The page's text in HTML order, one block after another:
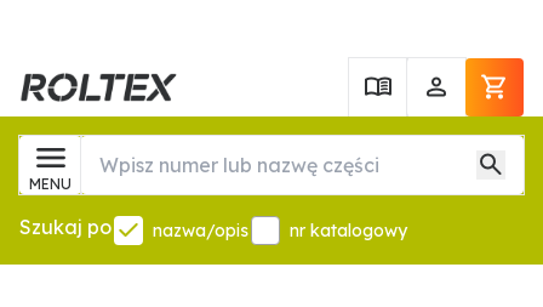
MENU
Szukaj po nazwa/opis nr katalogowy